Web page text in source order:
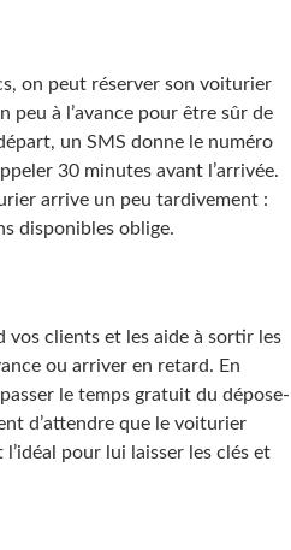
on peut réserver son voiturier
peu à l’avance pour être sûr de
un SMS donne le numéro
30 minutes avant l’arrivée.
arrive un peu tardivement :
disponibles oblige.
vos clients et les aide à sortir les
ou arriver en retard. En
le temps gratuit du dépose-
d’attendre que le voiturier
l’idéal pour lui laisser les clés et